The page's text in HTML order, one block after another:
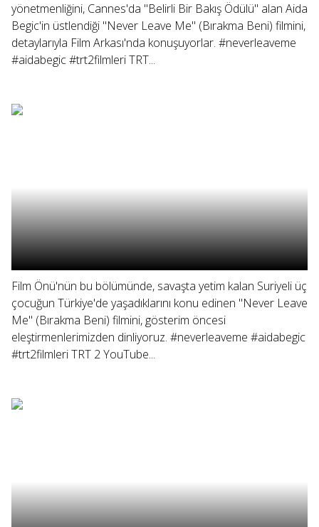
yönetmenliğini, Cannes'da "Belirli Bir Bakış Ödülü" alan Aida
Begic'in üstlendiği "Never Leave Me" (Bırakma Beni) filmini,
detaylarıyla Film Arkası'nda konuşuyorlar. #neverleaveme
#aidabegic #trt2filmleri TRT...
Film Önü'nün bu bölümünde, savaşta yetim kalan Suriyeli üç
çocuğun Türkiye'de yaşadıklarını konu edinen "Never Leave
Me" (Bırakma Beni) filmini, gösterim öncesi
eleştirmenlerimizden dinliyoruz. #neverleaveme #aidabegic
#trt2filmleri TRT 2 YouTube...